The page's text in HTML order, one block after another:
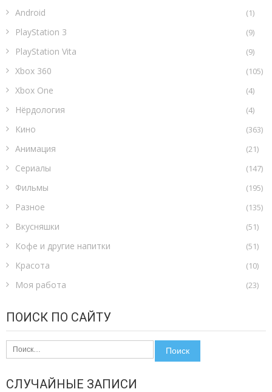
Android (1)
PlayStation 3 (9)
PlayStation Vita (9)
Xbox 360 (105)
Xbox One (4)
Нёрдология (4)
Кино (363)
Анимация (21)
Сериалы (147)
Фильмы (195)
Разное (135)
Вкусняшки (51)
Кофе и другие напитки (51)
Красота (10)
Моя работа (23)
ПОИСК ПО САЙТУ
Найти:
СЛУЧАЙНЫЕ ЗАПИСИ